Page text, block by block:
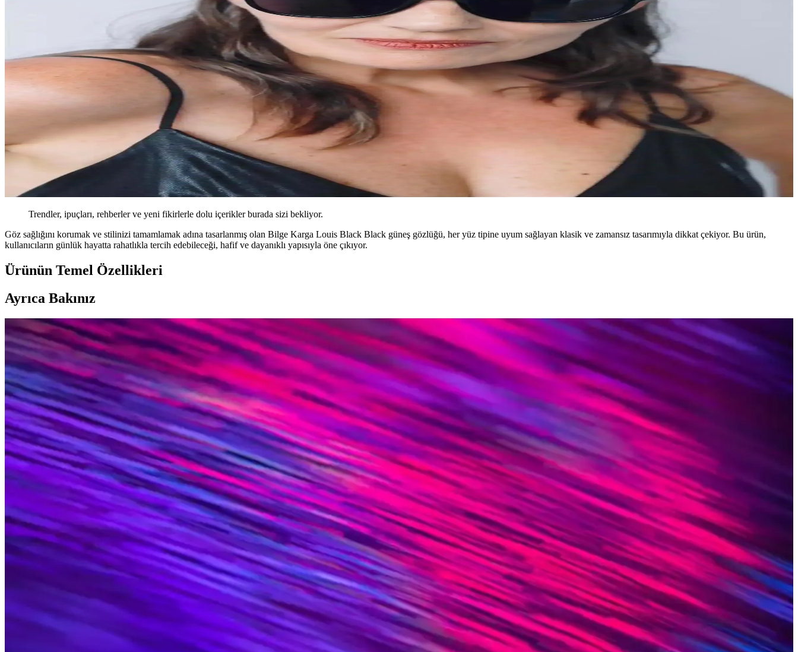
Trendler, ipuçları, rehberler ve yeni fikirlerle dolu içerikler burada sizi bekliyor.
Göz sağlığını korumak ve stilinizi tamamlamak adına tasarlanmış olan Bilge Karga Louis Black Black güneş gözlüğü, her yüz tipine uyum sağlayan klasik ve zamansız tasarımıyla dikkat çekiyor. Bu ürün,
kullanıcıların günlük hayatta rahatlıkla tercih edebileceği, hafif ve dayanıklı yapısıyla öne çıkıyor.
Ürünün Temel Özellikleri
Ayrıca Bakınız
By Harmony Erkek Güneş Gözlükleri: Şıklık ve Fonksiyonellik İçin En İyi Seçenekler
By Harmony erkek güneş gözlükleri, şık tasarım, UV koruma ve dayanıklı malzemeleriyle stilinizi tamamlar ve göz sağlığınızı korur. Geniş model ve renk seçenekleriyle her tarz için ideal.
Ren Gözlükler: Göz Sağlığı ve Moda Dünyasında Yeni Trendler Hakkında Bilgiler
Ren gözlükler estetik ve fonksiyonellik sunarken, doğru seçim ve kullanımla göz sağlığını korumanın yollarını keşfedin.
Leopar Desenli Güneş Gözlükleri: Moda ve Estetiğin Uyumlu Buluşması
Leopar desenli güneş gözlükleri, estetik ve fonksiyonelliği bir arada sunar. Moda dünyasında cesur ve özgün bir duruş sergilemek isteyenler için ideal seçimler.
Kadınlar İçin Dikdörtgen Güneş Gözlükleri: Tasarım, Fonksiyon ve Moda Trendleri
Kadınlar arasında popüler olan dikdörtgen güneş gözlükleri, şıklık ve fonksiyonelliği bir arada sunar, çeşitli tasarım ve malzeme seçenekleriyle tarzınıza uygun tercih yapmanızı sağlar.
Erkekler İçin Kare Güneş Gözlüğü Trendleri, Markalar ve Bakım İpuçları
Erkekler için kare güneş gözlükleri, şıklık ve fonksiyonelliği bir arada sunar. Trendler, markalar ve bakım önerileriyle stilinizi güçlendirin.
Ray-Ban Gözlükleri: Moda ve Göz Sağlığını Bir Arada Sunan İkonik Seçenekler
Ray-Ban gözlükleri, yüksek kalite, UV koruma ve şık tasarımlarla kişisel tarzınıza ve göz sağlığınıza uygun seçenekler sunar.
Ray-Ban Gözlük Fiyatları ve Modelleri: Kalite ve Tarzın Dengesi
Ray-Ban gözlük fiyatları modellerine göre değişir. Uygun fiyatlı ve lüks seçenekler, kalite ve dayanıklılık sunar. Kampanyaları takip ederek tarzınıza uygun ideal gözlüğü seçebilirsiniz.